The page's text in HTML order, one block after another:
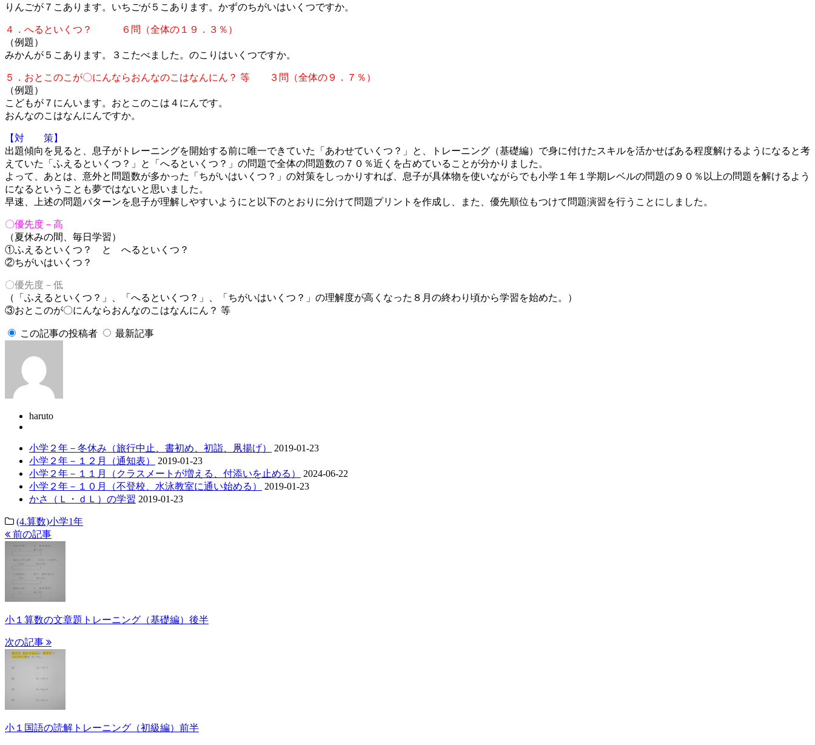
りんごが７こあります。いちごが５こあります。かずのちがいはいくつですか。
４．へるといくつ？ ６問（全体の１９．３％）
（例題）
みかんが５こあります。３こたべました。のこりはいくつですか。
５．おとこのこが〇にんならおんなのこはなんにん？ 等 ３問（全体の９．７％）
（例題）
こどもが７にんいます。おとこのこは４にんです。
おんなのこはなんにんですか。
【対 策】
出題傾向を見ると、息子がトレーニングを開始する前に唯一できていた「あわせていくつ？」と、トレーニング（基礎編）で身に付けたスキルを活かせばある程度解けるようになると考
えていた「ふえるといくつ？」と「へるといくつ？」の問題で全体の問題数の７０％近くを占めていることが分かりました。
よって、あとは、意外と問題数が多かった「ちがいはいくつ？」の対策をしっかりすれば、息子が具体物を使いながらでも小学１年１学期レベルの問題の９０％以上の問題を解けるよう
になるということも夢ではないと思いました。
早速、上述の問題パターンを息子が理解しやすいようにと以下のとおりに分けて問題プリントを作成し、また、優先順位もつけて問題演習を行うことにしました。
〇優先度－高
（夏休みの間、毎日学習）
①ふえるといくつ？ と へるといくつ？
②ちがいはいくつ？
〇優先度－低
（「ふえるといくつ？」、「へるといくつ？」、「ちがいはいくつ？」の理解度が高くなった８月の終わり頃から学習を始めた。）
③おとこのが〇にんならおんなのこはなんにん？ 等
この記事の投稿者 最新記事
haruto
小学２年－冬休み（旅行中止、書初め、初詣、凧揚げ）
2019-01-23
小学２年－１２月（通知表）
2019-01-23
小学２年－１１月（クラスメートが増える、付添いを止める）
2024-06-22
小学２年－１０月（不登校、水泳教室に通い始める）
2019-01-23
かさ（Ｌ・ｄＬ）の学習 2019-01-23
(4.算数)小学1年
前の記事
小１算数の文章題トレーニング（基礎編）後半
次の記事
小１国語の読解トレーニング（初級編）前半